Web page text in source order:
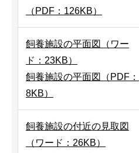
（PDF：126KB）
飼養施設の平面図（ワー
ド：23KB）
飼養施設の平面図（PDF：
8KB）
飼養施設の付近の見取図
（ワード：26KB）